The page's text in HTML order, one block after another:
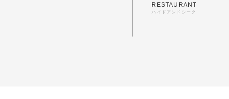
RESTAURANT
ハイドアンドシーク